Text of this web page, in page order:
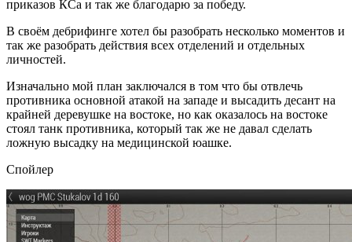
приказов КСа и так же благодарю за победу.
В своём дебрифинге хотел бы разобрать несколько моментов и
так же разобрать действия всех отделений и отдельных
личностей.
Изначально мой план заключался в том что бы отвлечь
противника основной атакой на западе и высадить десант на
крайней деревушке на востоке, но как оказалось на востоке
стоял танк противника, который так же не давал сделать
ложную высадку на медицинской юашке.
Спойлер